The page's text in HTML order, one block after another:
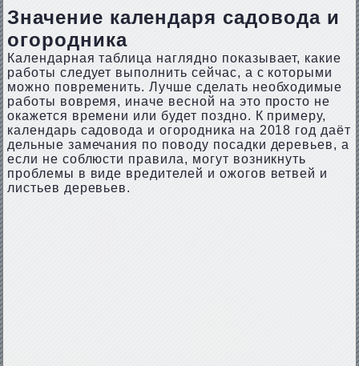
Значение календаря садовода и
огородника
Календарная таблица наглядно показывает, какие
работы следует выполнить сейчас, а с которыми
можно повременить. Лучше сделать необходимые
работы вовремя, иначе весной на это просто не
окажется времени или будет поздно. К примеру,
календарь садовода и огородника на 2018 год даёт
дельные замечания по поводу посадки деревьев, а
если не соблюсти правила, могут возникнуть
проблемы в виде вредителей и ожогов ветвей и
листьев деревьев.